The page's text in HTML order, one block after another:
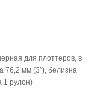
для плоттеров, в
76,2 мм (3″), белизна
1 рулон)